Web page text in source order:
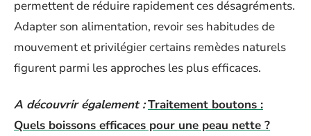
permettent de réduire rapidement ces désagréments.
Adapter son alimentation, revoir ses habitudes de
mouvement et privilégier certains remèdes naturels
figurent parmi les approches les plus efficaces.
A découvrir également :Traitement boutons :
Quels boissons efficaces pour une peau nette ?